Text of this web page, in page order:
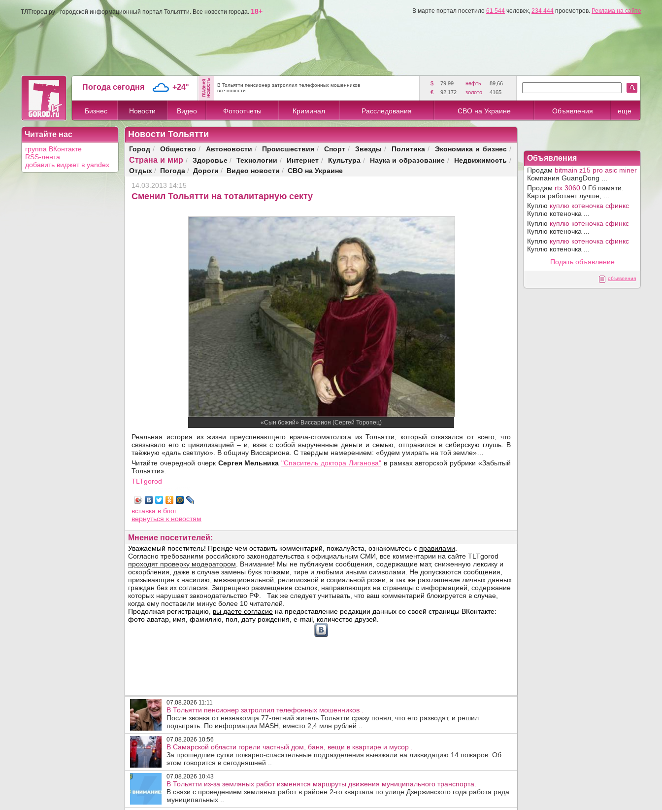
ТЛТгород.ру - городской информационный портал Тольятти. Все новости города. 18+ В марте портал посетило 61 544 человек, 234 444 просмотров. Реклама на сайте
Погода сегодня +24°
В Тольятти пенсионер затроллил телефонных мошенников
все новости
$ 79,99 нефть
89,66
€
92,172 золото 4165
Бизнес Новости Видео Фотоотчеты Криминал Расследования СВО на Украине Объявления еще
Читайте нас
группа ВКонтакте
RSS-лента
добавить виджет в yandex
Новости Тольятти
Город / Общество / Автоновости / Происшествия / Спорт / Звезды / Политика / Экономика и бизнес/
Страна и мир / Здоровье/ Технологии / Интернет / Культура/ Наука и образование / Недвижимость /
Отдых / Погода / Дороги / Видео новости / СВО на Украине
14.03.2013 14:15
Сменил Тольятти на тоталитарную секту
«Сын божий» Виссарион (Сергей Торопец)
Реальная история из жизни преуспевающего врача-стоматолога из Тольятти, который отказался от всего, что
связывало его с цивилизацией – и, взяв с собой вырученные деньги и семью, отправился в сибирскую глушь. В
таёжную «даль светлую». В общину Виссариона. С твердым намерением: «будем умирать на той земле»…
Читайте очередной очерк Сергея Мельника"Спаситель доктора Лиганова"в рамках авторской рубрики «Забытый
Тольятти».
TLTgorod
вставка в блог
вернуться к новостям
Мнение посетителей:
07.08.2026 11:11
В Тольятти пенсионер затроллил телефонных мошенников .
После звонка от незнакомца 77-летний житель Тольятти сразу понял, что его разводят, и решил
подыграть. По информации MASH, вместо 2,4 млн рублей ..
07.08.2026 10:56
В Самарской области горели частный дом, баня, вещи в квартире и мусор .
За прошедшие сутки пожарно-спасательные подразделения выезжали на ликвидацию 14 пожаров. Об
этом говорится в сегодняшней ..
07.08.2026 10:43
В Тольятти из-за земляных работ изменятся маршруты движения муниципального транспорта.
В связи с проведением земляных работ в районе 2-го квартала по улице Дзержинского года работа ряда
муниципальных ..
Объявления
Продам bitmain z15 pro asic miner
Компания GuangDong ...
Продам rtx 3060 0 Гб памяти.
Карта работает лучше, ...
Куплю куплю котеночка сфинкс
Куплю котеночка ...
Куплю куплю котеночка сфинкс
Куплю котеночка ...
Куплю куплю котеночка сфинкс
Куплю котеночка ...
Подать объявление
объявления